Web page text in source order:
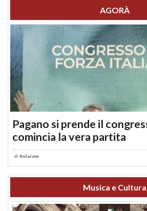
AGORÀ
Pagano si prende il
comincia la vera partita
di Redazione
Musica e Cultura